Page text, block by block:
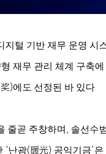
털 기반 재무 운영 시
재무 관리 체계 구축
)에도 선정된 바 있다.
줄곧 주창하며, 솔선수
난광(暖光) 공익기금’